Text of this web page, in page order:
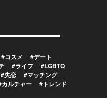
#コスメ
#デート
#ライフ
#LGBTQ
#失恋
#マッチング
カルチャー #トレンド